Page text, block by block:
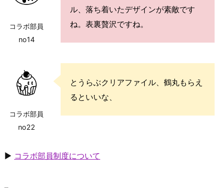
コラボ部員
no14
ル、落ち着いたデザインが素敵です
ね。表裏贅沢ですね。
コラボ部員
no22
とうらぶクリアファイル、鶴丸もらえ
るといいな、
▶ コラボ部員制度について